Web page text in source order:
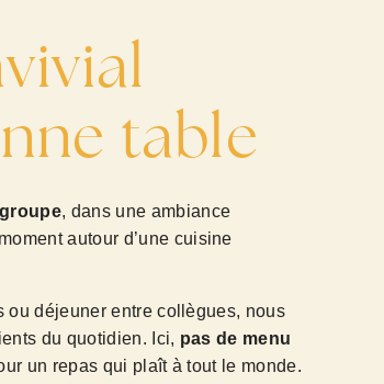
table
, dans une ambiance
autour d’une cuisine
ou déjeuner entre collègues, nous
du quotidien. Ici, pas de menu
un repas qui plaît à tout le monde.